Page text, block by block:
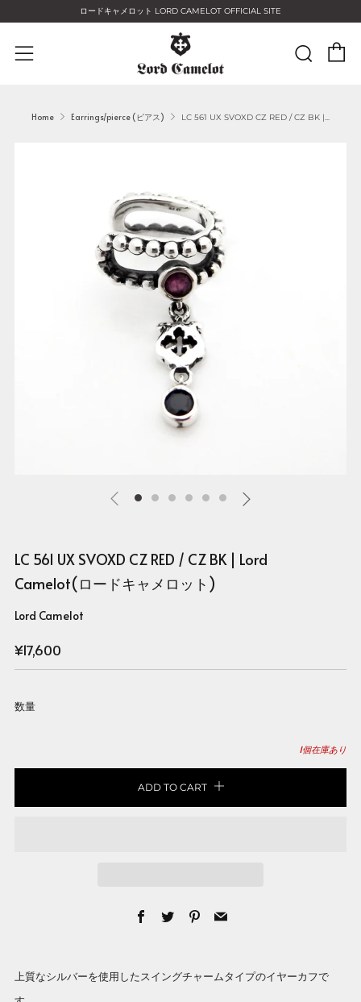
ロードキャメロット LORD CAMELOT OFFICIAL SITE
Menu
Home Earrings/pierce (ピアス) LC 561 UX SVOXD CZ RED / CZ BK |...
LC 561 UX SVOXD CZ RED / CZ BK | Lord
Camelot(ロードキャメロット)
Lord Camelot
Regular
price
¥17,600
数量
1個在庫あり
ADD TO CART
Facebook
TwitterPinterest
Email
上質なシルバーを使用したスイングチャームタイプのイヤーカフで